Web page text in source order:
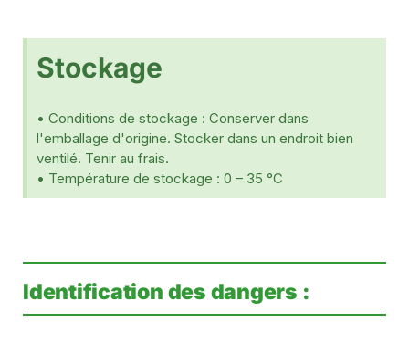
Stockage
• Conditions de stockage : Conserver dans
l'emballage d'origine. Stocker dans un endroit bien
ventilé. Tenir au frais.
• Température de stockage : 0 – 35 °C
Identification des dangers :